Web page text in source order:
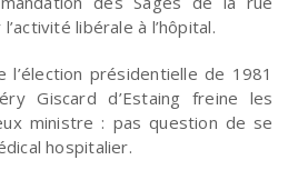
libérale à l’hôpital.
l’élection présidentielle de 1981
Giscard d’Estaing freine les
ministre : pas question de se
hospitalier.